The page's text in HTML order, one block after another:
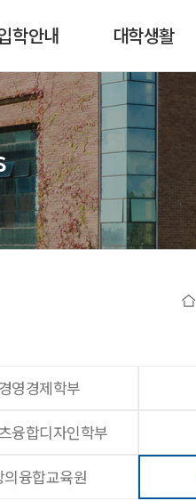
학안내 대학생활
경영경제학부
융합디자인학부
의융합교육원